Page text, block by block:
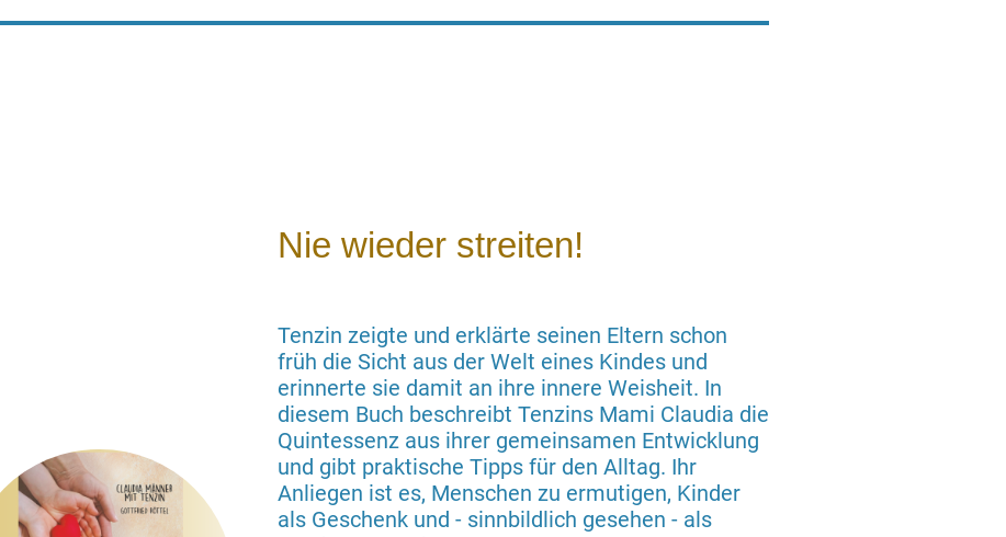
Nie wieder streiten!
Tenzin zeigte und erklärte seinen Eltern schon
früh die Sicht aus der Welt eines Kindes und
erinnerte sie damit an ihre innere Weisheit. In
diesem Buch beschreibt Tenzins Mami Claudia die
Quintessenz aus ihrer gemeinsamen Entwicklung
und gibt praktische Tipps für den Alltag. Ihr
Anliegen ist es, Menschen zu ermutigen, Kinder
als Geschenk und - sinnbildlich gesehen - als